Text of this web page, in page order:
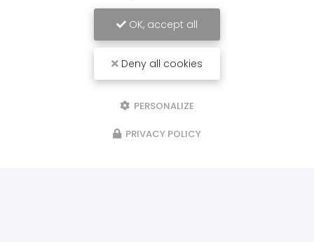
OK, accept all
Deny all cookies
PERSONALIZE
PRIVACY POLICY